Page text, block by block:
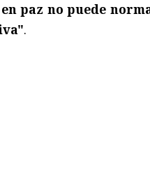
paz no puede
.